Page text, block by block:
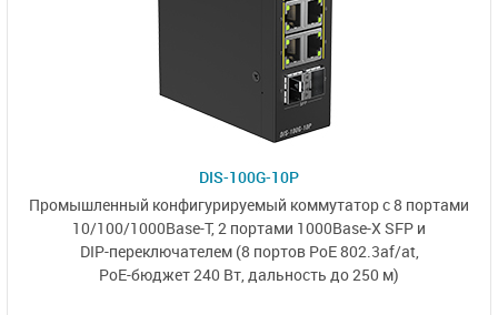
DIS-100G-10P
Промышленный конфигурируемый коммутаторс 8 портами
10/100/1000Base-T,2 портами 1000Base-X SFP и
DIP-переключателем (8 портов PoE 802.3af/at,
PoE-бюджет 240 Вт,дальность до 250 м)